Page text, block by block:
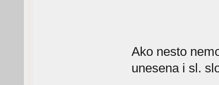
Ako nesto
unesena i sl.